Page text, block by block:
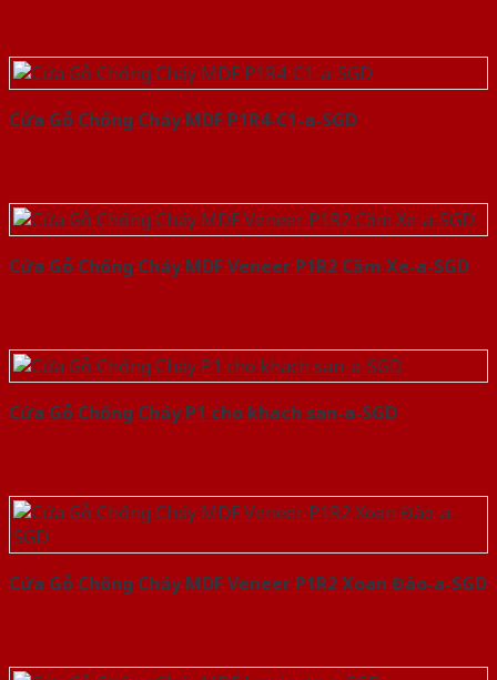
Cửa Gỗ Chống Cháy MDF P1R4-C1-a-SGD
Cửa Gỗ Chống Cháy MDF Veneer P1R2 Căm Xe-a-SGD
Cửa Gỗ Chống Cháy P1 cho khach san-a-SGD
Cửa Gỗ Chống Cháy MDF Veneer P1R2 Xoan Đào-a-SGD